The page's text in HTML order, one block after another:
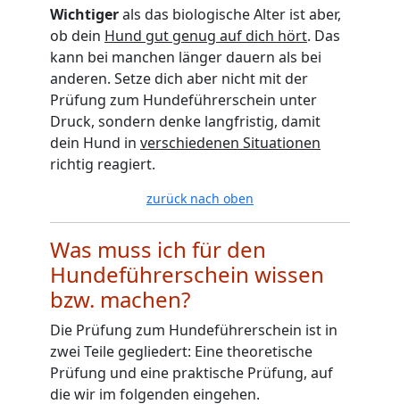
Wichtigerals das biologische Alter ist aber,
ob dein Hund gut genug auf dich hört. Das
kann bei manchen länger dauern als bei
anderen. Setze dich aber nicht mit der
Prüfung zum Hundeführerschein unter
Druck, sondern denke langfristig, damit
dein Hund in verschiedenen Situationen
richtig reagiert.
zurück nach oben
Was muss ich für den
Hundeführerschein wissen
bzw. machen?
Die Prüfung zum Hundeführerschein ist in
zwei Teile gegliedert: Eine theoretische
Prüfung und eine praktische Prüfung, auf
die wir im folgenden eingehen.